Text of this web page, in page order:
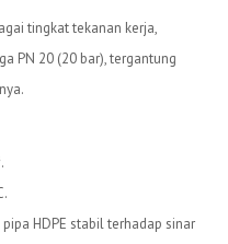
tingkat tekanan kerja,
PN 20 (20 bar), tergantung
pipa HDPE stabil terhadap sinar